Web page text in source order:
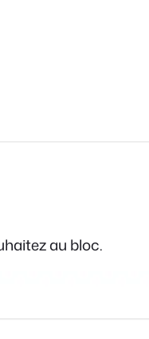
au bloc.